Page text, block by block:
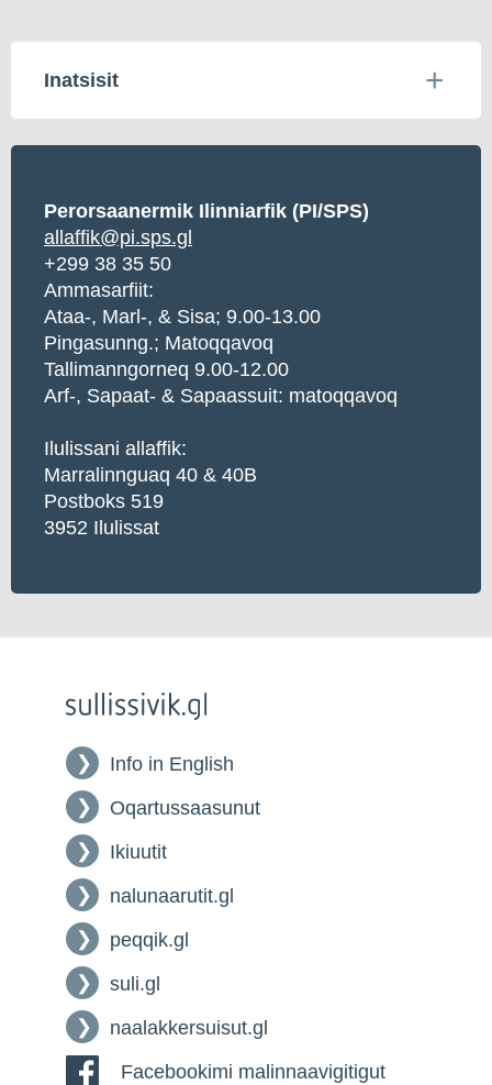
Inatsisit
Perorsaanermik Ilinniarfik (PI/SPS)
allaffik@pi.sps.gl
+299 38 35 50
Ammasarfiit:
Ataa-, Marl-, & Sisa; 9.00-13.00
Pingasunng.; Matoqqavoq
Tallimanngorneq 9.00-12.00
Arf-, Sapaat- & Sapaassuit: matoqqavoq
Ilulissani allaffik:
Marralinnguaq 40 & 40B
Postboks 519
3952 Ilulissat
Info in English
Oqartussaasunut
Ikiuutit
nalunaarutit.gl
peqqik.gl
suli.gl
naalakkersuisut.gl
Facebookimi malinnaavigitigut